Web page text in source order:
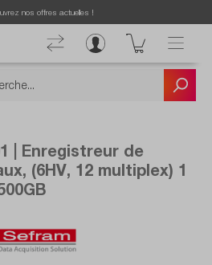
nos offres actuelles !
| Enregistreur de
(6HV, 12 multiplex) 1
8460/101